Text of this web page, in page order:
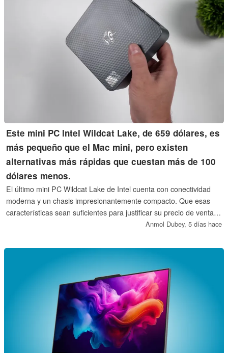
Este mini PC Intel Wildcat Lake, de 659 dólares, es
más pequeño que el Mac mini, pero existen
alternativas más rápidas que cuestan más de 100
dólares menos.
El último mini PC Wildcat Lake de Intel cuenta con conectividad
moderna y un chasis impresionantemente compacto. Que esas
características sean suficientes para justificar su precio de venta
Anmol Dubey, 5 días hace